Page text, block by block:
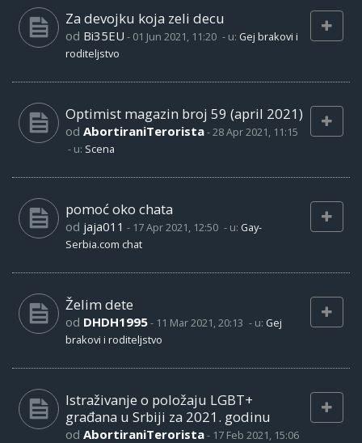
Za devojku koja zeli decu
od Bi35EU - 01 Jun 2021, 11:20 - u: Gej brakovi i
roditeljstvo
Optimist magazin broj 59 (april 2021)
od AbortiraniTerorista-28 Apr 2021, 11:15
- u: Scena
pomoć oko chata
od jaja011 - 17 Apr 2021, 12:50 - u: Gay-
Serbia.com chat
Želim dete
od DHDH1995- 11 Mar 2021, 20:13 - u: Gej
brakovi i roditeljstvo
Istraživanje o položaju LGBT+
građana u Srbiji za 2021. godinu
od AbortiraniTerorista- 17 Feb 2021, 15:06